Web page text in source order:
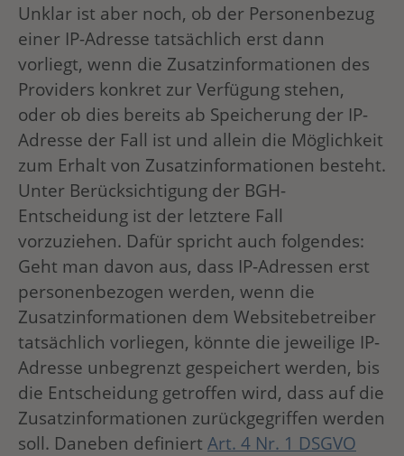
Unklar ist aber noch, ob der Personenbezug
einer IP-Adresse tatsächlich erst dann
vorliegt, wenn die Zusatzinformationen des
Providers konkret zur Verfügung stehen,
oder ob dies bereits ab Speicherung der IP-
Adresse der Fall ist und allein die Möglichkeit
zum Erhalt von Zusatzinformationen besteht.
Unter Berücksichtigung der BGH-
Entscheidung ist der letztere Fall
vorzuziehen. Dafür spricht auch folgendes:
Geht man davon aus, dass IP-Adressen erst
personenbezogen werden, wenn die
Zusatzinformationen dem Websitebetreiber
tatsächlich vorliegen, könnte die jeweilige IP-
Adresse unbegrenzt gespeichert werden, bis
die Entscheidung getroffen wird, dass auf die
Zusatzinformationen zurückgegriffen werden
soll. Daneben definiert Art. 4 Nr. 1 DSGVO